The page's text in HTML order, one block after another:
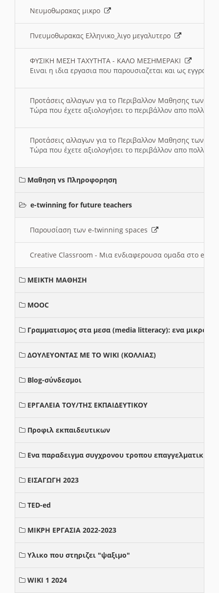
Νευμοθωρακας μικρο
Πνευμοθωρακας Ελληνικο_λιγο μεγαλυτερο
ΦΥΣΙΚΗ ΜΕΣΗ ΤΑΧΥΤΗΤΑ - ΚΑΛΟ ΜΕΣΗΜΕΡΑΚΙ
Ειναι η ιδια εργασια που παρουσιαζεται και ως
Προτάσεις αλλαγων για το Περιβαλλον Μαθησης των
Τώρα που έχετε αξιολογήσει το περιβάλλον απο πολλές
Προτάσεις αλλαγων για το Περιβαλλον Μαθησης των
Τώρα που έχετε αξιολογήσει το περιβάλλον απο πολλές
Μαθηση vs Πληροφορηση
e-twinning for future teachers
Παρουσίαση των e-twinning spaces
Creative Classroom - Μια ενδιαφερουσα ομαδα στο e-
ΜΕΙΚΤΗ ΜΑΘΗΣΗ
MOOC
Γραμματισμος στα μεσα (media litteracy): ενα μικρο
ΔΟΥΛΕΥΟΝΤΑΣ ΜΕ ΤΟ WIKI (ΚΟΛΛΙΑΣ)
Blog-σύνδεσμοι
ΕΡΓΑΛΕΙΑ ΤΟΥ/ΤΗΣ ΕΚΠΑΙΔΕΥΤΙΚΟΥ
Προφιλ εκπαιδευτικων
Ενα παραδειγμα συγχρονου τροπου επαγγελματικης
ΕΙΣΑΓΩΓΗ 2023
TED-ed
ΜΙΚΡΗ ΕΡΓΑΣΙΑ 2022-2023
Υλικο που στηριζει "ψαξιμο"
WIKI 1 2024